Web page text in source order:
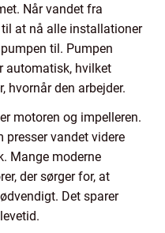
Når vandet fra
at nå alle installationer
til. Pumpen
automatisk, hvilket
hvornår den arbejder.
motoren og impelleren.
presser vandet videre
Mange moderne
der sørger for, at
Det sparer